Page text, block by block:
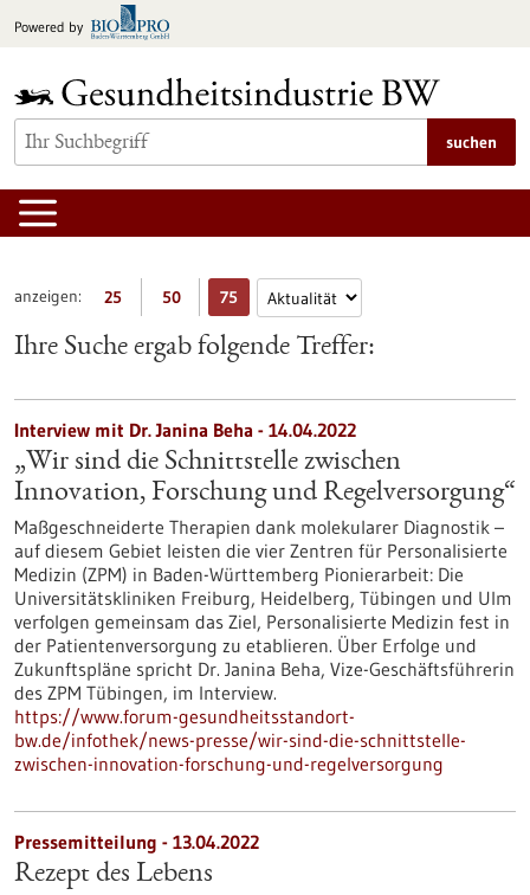
Inhalt
Powered by
suchen
anzeigen: 25 50 75
Ihre Suche ergab folgende Treffer:
Interview mit Dr. Janina Beha - 14.04.2022
„Wir sind die Schnittstelle zwischen
Innovation, Forschung und Regelversorgung“
Maßgeschneiderte Therapien dank molekularer Diagnostik –
auf diesem Gebiet leisten die vier Zentren für Personalisierte
Medizin (ZPM) in Baden-Württemberg Pionierarbeit: Die
Universitätskliniken Freiburg, Heidelberg, Tübingen und Ulm
verfolgen gemeinsam das Ziel, Personalisierte Medizin fest in
der Patientenversorgung zu etablieren. Über Erfolge und
Zukunftspläne spricht Dr. Janina Beha, Vize-Geschäftsführerin
des ZPM Tübingen, im Interview.
https://www.forum-gesundheitsstandort-
bw.de/infothek/news-presse/wir-sind-die-schnittstelle-
zwischen-innovation-forschung-und-regelversorgung
Pressemitteilung - 13.04.2022
Rezept des Lebens